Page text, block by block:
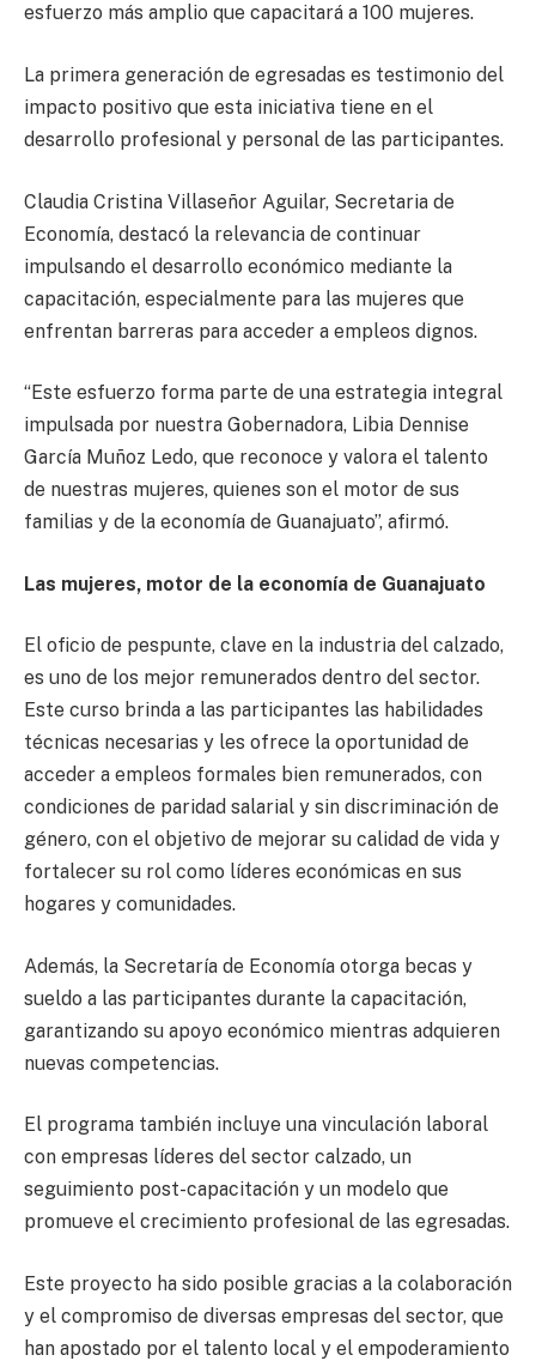
esfuerzo más amplio que capacitará a 100 mujeres.
La primera generación de egresadas es testimonio del
impacto positivo que esta iniciativa tiene en el
desarrollo profesional y personal de las participantes.
Claudia Cristina Villaseñor Aguilar, Secretaria de
Economía, destacó la relevancia de continuar
impulsando el desarrollo económico mediante la
capacitación, especialmente para las mujeres que
enfrentan barreras para acceder a empleos dignos.
“Este esfuerzo forma parte de una estrategia integral
impulsada por nuestra Gobernadora, Libia Dennise
García Muñoz Ledo, que reconoce y valora el talento
de nuestras mujeres, quienes son el motor de sus
familias y de la economía de Guanajuato”, afirmó.
Las mujeres, motor de la economía de Guanajuato
El oficio de pespunte, clave en la industria del calzado,
es uno de los mejor remunerados dentro del sector.
Este curso brinda a las participantes las habilidades
técnicas necesarias y les ofrece la oportunidad de
acceder a empleos formales bien remunerados, con
condiciones de paridad salarial y sin discriminación de
género, con el objetivo de mejorar su calidad de vida y
fortalecer su rol como líderes económicas en sus
hogares y comunidades.
Además, la Secretaría de Economía otorga becas y
sueldo a las participantes durante la capacitación,
garantizando su apoyo económico mientras adquieren
nuevas competencias.
El programa también incluye una vinculación laboral
con empresas líderes del sector calzado, un
seguimiento post-capacitación y un modelo que
promueve el crecimiento profesional de las egresadas.
Este proyecto ha sido posible gracias a la colaboración
y el compromiso de diversas empresas del sector, que
han apostado por el talento local y el empoderamiento